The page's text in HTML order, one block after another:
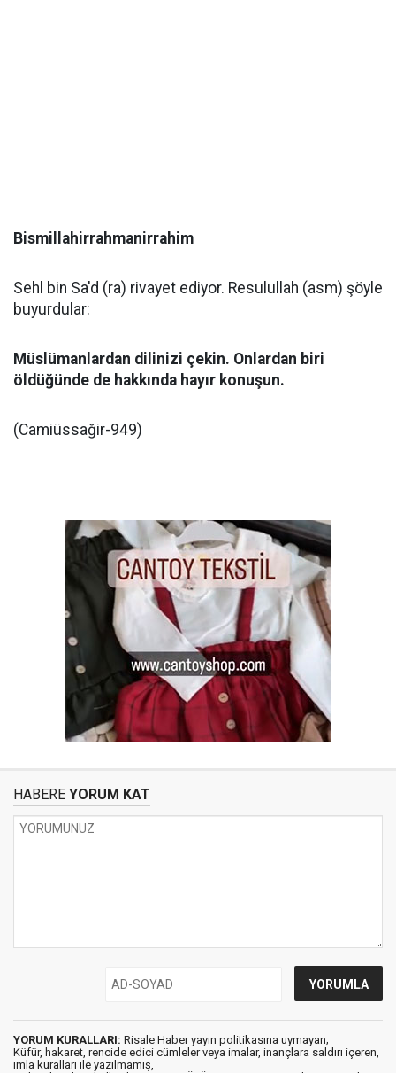
Bismillahirrahmanirrahim
Sehl bin Sa'd (ra) rivayet ediyor. Resulullah (asm) şöyle
buyurdular:
Müslümanlardan dilinizi çekin. Onlardan biri
öldüğünde de hakkında hayır konuşun.
(Camiüssağir-949)
HABERE YORUM KAT
YORUM KURALLARI: Risale Haber yayın politikasına uymayan;
Küfür, hakaret, rencide edici cümleler veya imalar, inançlara saldırı içeren,
imla kuralları ile yazılmamış,